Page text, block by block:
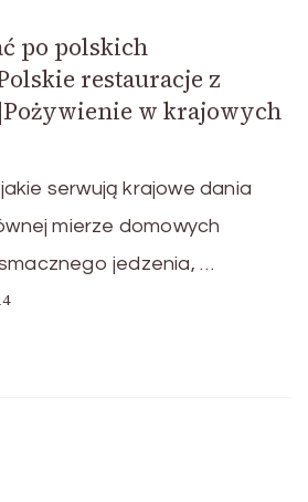
po polskich
restauracje z
w krajowych
serwują krajowe dania
mierze domowych
jedzenia, …